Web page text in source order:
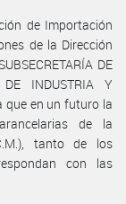
de Importación
de la Dirección
DE
DE INDUSTRIA Y
que en un futuro la
de la
tanto de los
con las